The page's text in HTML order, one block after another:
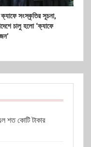
সংস্কৃতির সূচনা,
চালু হলো ‘ক্যাফে
শত কোটি টাকার